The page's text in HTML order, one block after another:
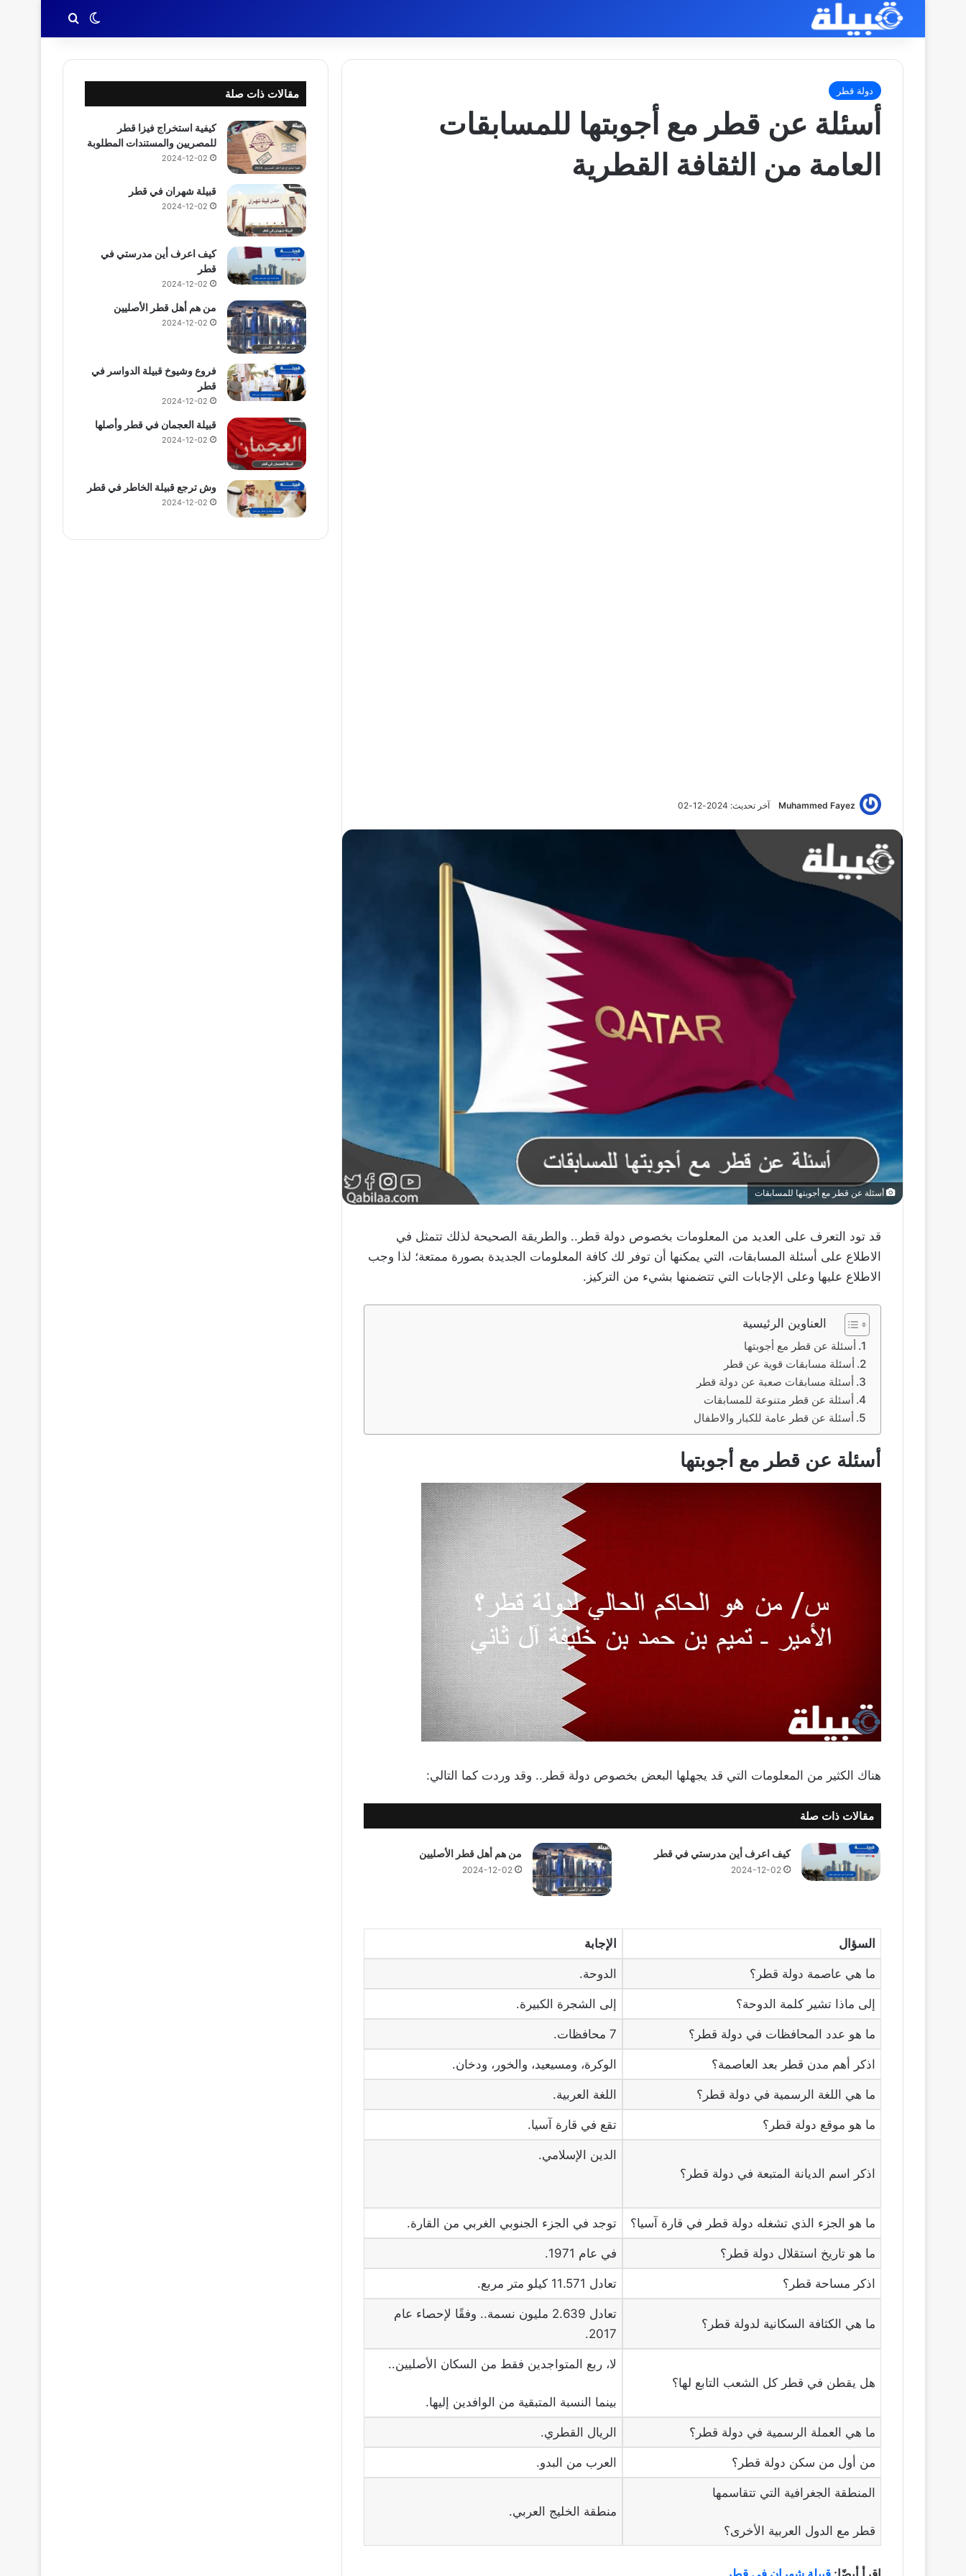
الوضع المظلم
بحث عن
دولة قطر
أسئلة عن قطر مع أجوبتها للمسابقات
العامة من الثقافة القطرية
Muhammed Fayez آخر تحديث: 2024-12-02
أسئلة عن قطر مع أجوبتها للمسابقات
قد تود التعرف على العديد من المعلومات بخصوص دولة قطر.. والطريقة الصحيحة لذلك تتمثل في
الاطلاع على أسئلة المسابقات، التي يمكنها أن توفر لك كافة المعلومات الجديدة بصورة ممتعة؛ لذا وجب
الاطلاع عليها وعلى الإجابات التي تتضمنها بشيء من التركيز.
العناوين الرئيسية
أسئلة عن قطر مع أجوبتها
أسئلة مسابقات قوية عن قطر
أسئلة مسابقات صعبة عن دولة قطر
أسئلة عن قطر متنوعة للمسابقات
أسئلة عن قطر عامة للكبار والاطفال
أسئلة عن قطر مع أجوبتها
هناك الكثير من المعلومات التي قد يجهلها البعض بخصوص دولة قطر.. وقد وردت كما التالي:
مقالات ذات صلة
كيف اعرف أين مدرستي في قطر
2024-12-02
من هم أهل قطر الأصليين
2024-12-02
السؤال الإجابة
ما هي عاصمة دولة قطر؟ الدوحة.
إلى ماذا تشير كلمة الدوحة؟ إلى الشجرة الكبيرة.
ما هو عدد المحافظات في دولة قطر؟ 7 محافظات.
اذكر أهم مدن قطر بعد العاصمة؟ الوكرة، ومسيعيد، والخور، ودخان.
ما هي اللغة الرسمية في دولة قطر؟ اللغة العربية.
ما هو موقع دولة قطر؟ تقع في قارة آسيا.
اذكر اسم الديانة المتبعة في دولة قطر؟
الدين الإسلامي.
ما هو الجزء الذي تشغله دولة قطر في قارة آسيا؟ توجد في الجزء الجنوبي الغربي من القارة.
ما هو تاريخ استقلال دولة قطر؟ في عام 1971.
اذكر مساحة قطر؟ تعادل 11.571 كيلو متر مربع.
ما هي الكثافة السكانية لدولة قطر؟
تعادل 2.639 مليون نسمة.. وفقًا لإحصاء عام
2017.
هل يقطن في قطر كل الشعب التابع لها؟
لا، ربع المتواجدين فقط من السكان الأصليين..
بينما النسبة المتبقية من الوافدين إليها.
ما هي العملة الرسمية في دولة قطر؟ الريال القطري.
من أول من سكن دولة قطر؟ العرب من البدو.
المنطقة الجغرافية التي تتقاسمها
قطر مع الدول العربية الأخرى؟
منطقة الخليج العربي.
مقالات ذات صلة
كيفية استخراج فيزا قطر
للمصريين والمستندات المطلوبة
2024-12-02
قبيلة شهران في قطر
2024-12-02
كيف اعرف أين مدرستي في
قطر
2024-12-02
من هم أهل قطر الأصليين
2024-12-02
فروع وشيوخ قبيلة الدواسر في
قطر
2024-12-02
قبيلة العجمان في قطر وأصلها
2024-12-02
وش ترجع قبيلة الخاطر في قطر
2024-12-02